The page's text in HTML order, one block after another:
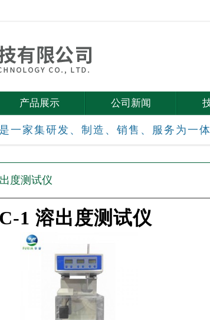
产品展示 公司新闻
一家集研发、制造、销售、服务为一
度测试仪
1 溶出度测试仪